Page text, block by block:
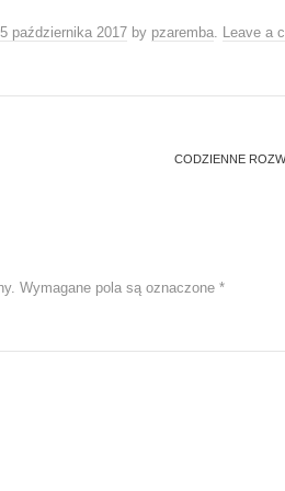
5 października 2017 by pzaremba. Leave a
CODZIENNE
Wymagane pola są oznaczone *